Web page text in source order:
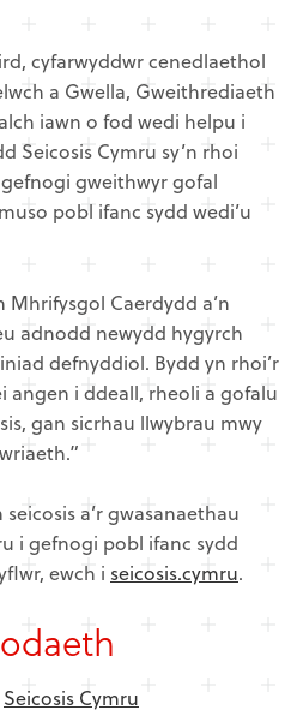
cyfarwyddwr cenedlaethol
a Gwella, Gweithrediaeth
iawn o fod wedi helpu i
Seicosis Cymru sy’n rhoi
gweithwyr gofal
pobl ifanc sydd wedi’u
Caerdydd a’n
adnodd newydd hygyrch
defnyddiol. Bydd yn rhoi’r
angen i ddeall, rheoli a gofalu
gan sicrhau llwybrau mwy
a’r gwasanaethau
i gefnogi pobl ifanc sydd
ewch i seicosis.cymru.
Seicosis Cymru